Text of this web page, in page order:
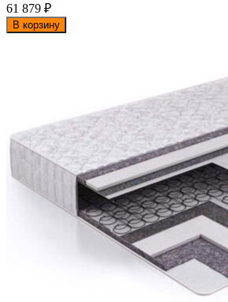
61 879 ₽
В корзину